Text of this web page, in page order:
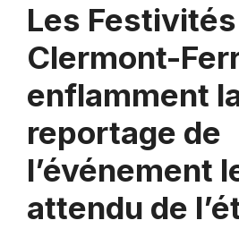
Les Festivités
Clermont-
enflamment
reportage de
l’événement
attendu de